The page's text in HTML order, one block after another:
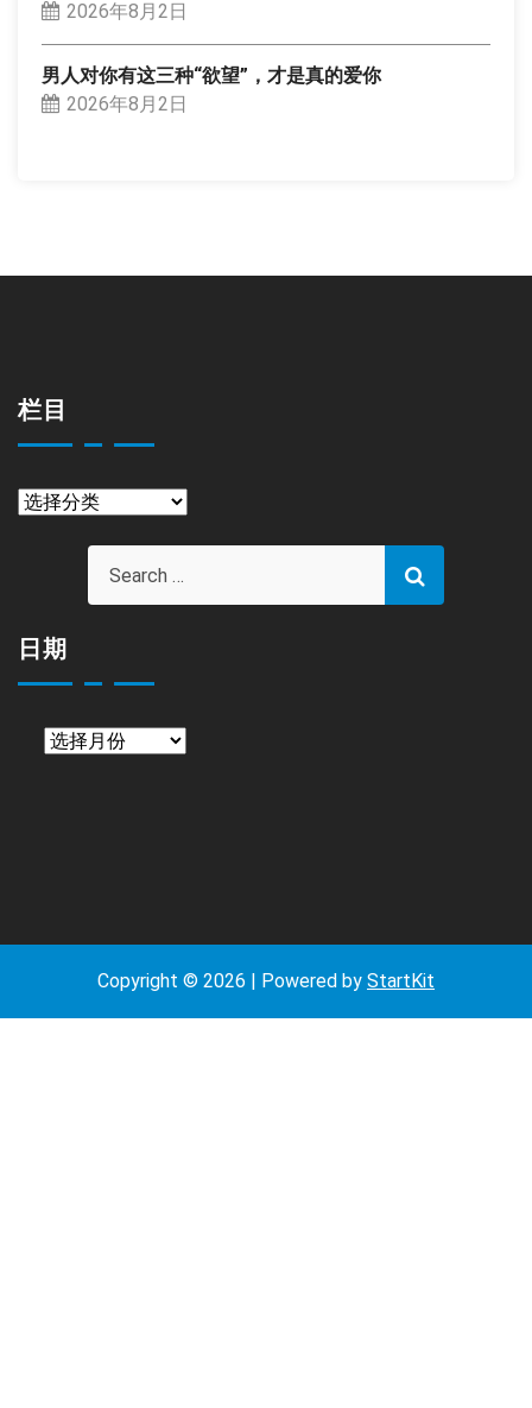
2026年8月2日
男人对你有这三种“欲望”，才是真的爱你
2026年8月2日
栏目
栏
日期
Copyright © 2026 | Powered by StartKit